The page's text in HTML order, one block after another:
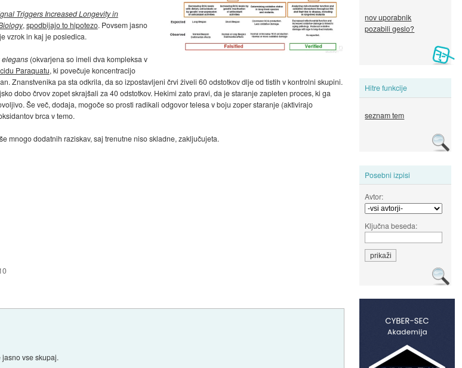
nov uporabnik
pozabili geslo?
Hitre funkcije
seznam tem
Posebni izpisi
Avtor:
Ključna beseda:
Triggers Increased Longevity in
, spodbijajo to hipotezo. Povsem jasno
vzrok in kaj je posledica.
(okvarjena so imeli dva kompleksa v
Paraquatu, ki povečuje koncentracijo
Znanstvenika pa sta odkrila, da so izpostavljeni črvi živeli 60 odstotkov dlje od tistih v kontrolni skupini.
dobo črvov zopet skrajšali za 40 odstotkov. Hekimi zato pravi, da je staranje zapleten proces, ki ga
Še več, dodaja, mogoče so prosti radikali odgovor telesa v boju zoper staranje (aktivirajo
brca v temo.
mnogo dodatnih raziskav, saj trenutne niso skladne, zaključujeta.
jasno vse skupaj.